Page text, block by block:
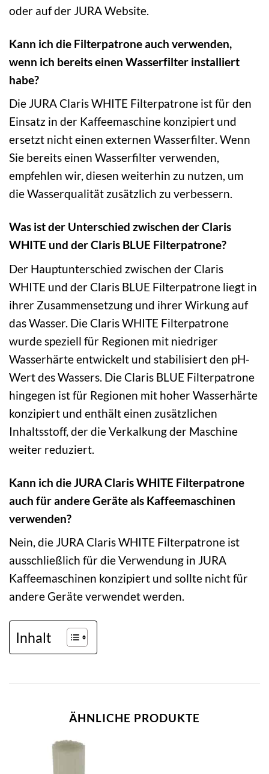
oder auf der JURA Website.
Kann ich die Filterpatrone auch verwenden,
wenn ich bereits einen Wasserfilter installiert
habe?
Die JURA Claris WHITE Filterpatrone ist für den
Einsatz in der Kaffeemaschine konzipiert und
ersetzt nicht einen externen Wasserfilter. Wenn
Sie bereits einen Wasserfilter verwenden,
empfehlen wir, diesen weiterhin zu nutzen, um
die Wasserqualität zusätzlich zu verbessern.
Was ist der Unterschied zwischen der Claris
WHITE und der Claris BLUE Filterpatrone?
Der Hauptunterschied zwischen der Claris
WHITE und der Claris BLUE Filterpatrone liegt in
ihrer Zusammensetzung und ihrer Wirkung auf
das Wasser. Die Claris WHITE Filterpatrone
wurde speziell für Regionen mit niedriger
Wasserhärte entwickelt und stabilisiert den pH-
Wert des Wassers. Die Claris BLUE Filterpatrone
hingegen ist für Regionen mit hoher Wasserhärte
konzipiert und enthält einen zusätzlichen
Inhaltsstoff, der die Verkalkung der Maschine
weiter reduziert.
Kann ich die JURA Claris WHITE Filterpatrone
auch für andere Geräte als Kaffeemaschinen
verwenden?
Nein, die JURA Claris WHITE Filterpatrone ist
ausschließlich für die Verwendung in JURA
Kaffeemaschinen konzipiert und sollte nicht für
andere Geräte verwendet werden.
Inhalt
ÄHNLICHE PRODUKTE